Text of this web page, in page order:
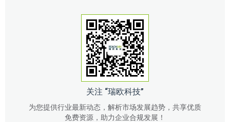
关注 “瑞欧科技”
为您提供行业最新动态，解析市场发展趋势，共享优质
免费资源，助力企业合规发展！